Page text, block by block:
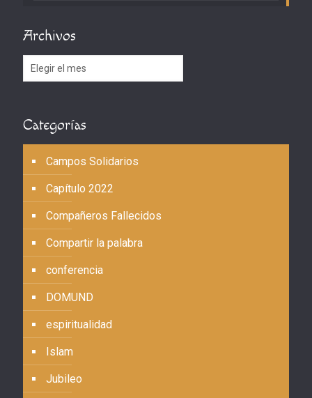
Archivos
Archivos
Categorías
Campos Solidarios
Capítulo 2022
Compañeros Fallecidos
Compartir la palabra
conferencia
DOMUND
espiritualidad
Islam
Jubileo